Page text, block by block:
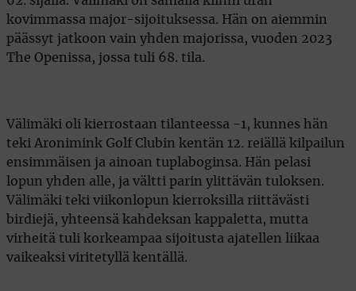
kovimmassa major-sijoituksessa. Hän on aiemmin
päässyt jatkoon vain yhden majorissa, vuoden 2023
The Openissa, jossa tuli 68. tila.
Välimäki oli kierrostaan tilanteessa -1, kunnes hän
teki Aronimink Golf Clubin kentän 12. reiällä kilpailun
ensimmäisen ja ainoan tuplaboginsa. Hän pelasi
lopun yhden alle, ja vältti parin ylittävän tuloksen.
Välimäki teki viikonlopun kierroksilla riittävästi
birdiejä, yhteensä kahdeksan kappaletta, mutta
virheitä tuli korkeampaa sijoitusta ajatellen liikaa
vaikeaksi viritetyllä kentällä.